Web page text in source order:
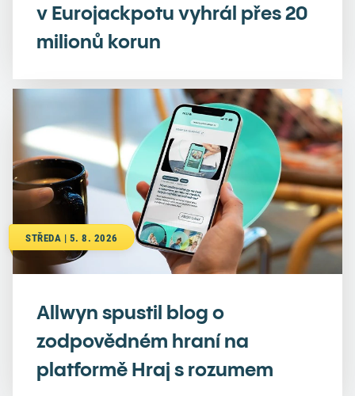
v Eurojackpotu vyhrál přes 20
milionů korun
STŘEDA | 5. 8. 2026
Allwyn spustil blog o
zodpovědném hraní na
platformě Hraj s rozumem